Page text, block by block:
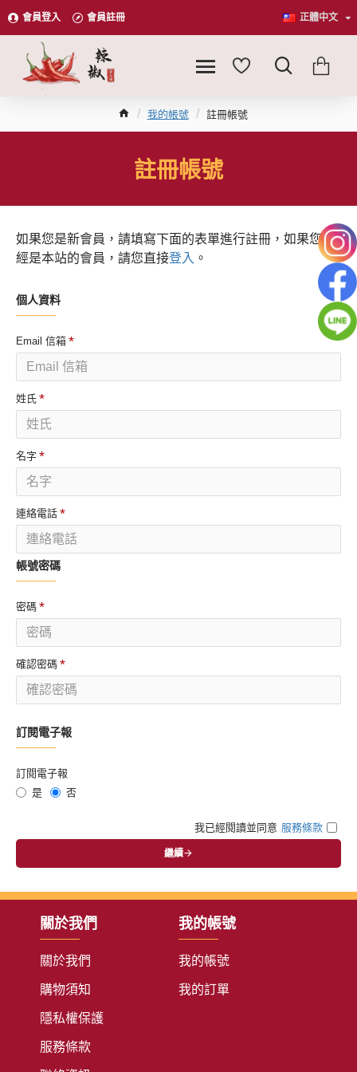
會員登入 會員註冊 正體中文
我的帳號 註冊帳號
註冊帳號
如果您是新會員，請填寫下面的表單進行註冊，如果您已
經是本站的會員，請您直接登入 。
個人資料
名字
姓氏
Email 信箱
連絡電話
帳號密碼
密碼
確認密碼
訂閱電子報
訂閱電子報
是
否
我已經閱讀並同意 服務條款
繼續
關於我們
關於我們
購物須知
隱私權保護
服務條款
我的帳號
我的帳號
我的訂單